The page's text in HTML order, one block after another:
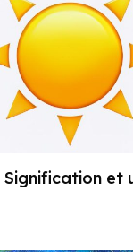
Signification et